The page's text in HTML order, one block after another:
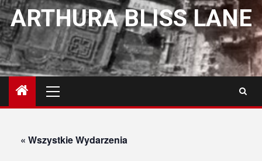
ARTHURA BLISS LANE
główne
« Wszystkie Wydarzenia